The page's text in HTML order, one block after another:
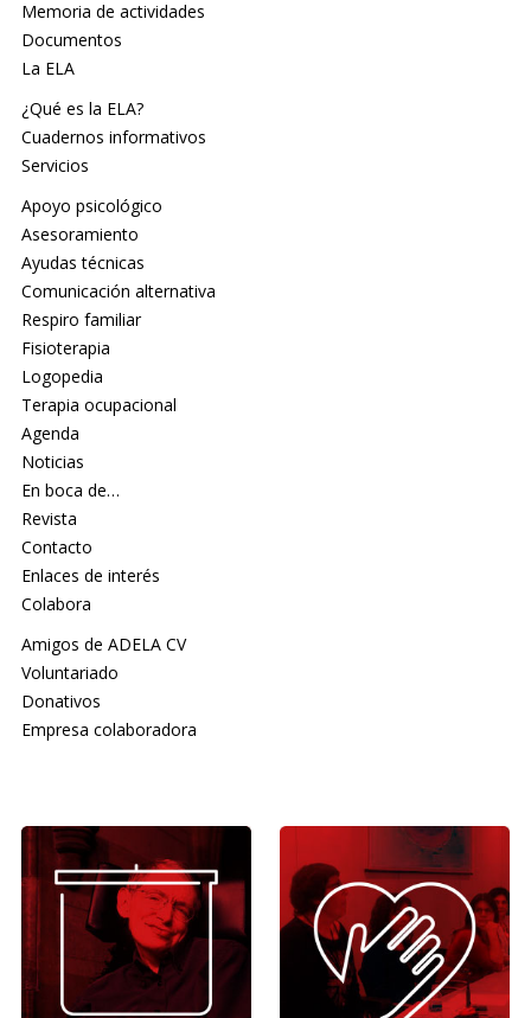
Memoria de actividades
Documentos
La ELA
¿Qué es la ELA?
Cuadernos informativos
Servicios
Apoyo psicológico
Asesoramiento
Ayudas técnicas
Comunicación alternativa
Respiro familiar
Fisioterapia
Logopedia
Terapia ocupacional
Agenda
Noticias
En boca de…
Revista
Contacto
Enlaces de interés
Colabora
Amigos de ADELA CV
Voluntariado
Donativos
Empresa colaboradora